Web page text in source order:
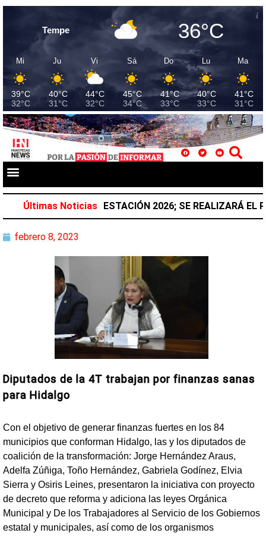
Tempe 36°C
Mi
39°C
32°C
Ju
40°C
31°C
Vi
44°C
32°C
Sá
45°C
34°C
Do
41°C
33°C
Lu
40°C
33°C
Ma
41°C
31°C
Últimas Noticias
DE REFORESTACIÓN 2026; SE REALIZARÁ EL
febrero 8, 2023
Diputados de la 4T trabajan por finanzas sanas
para Hidalgo
Con el objetivo de generar finanzas fuertes en los 84
municipios que conforman Hidalgo, las y los diputados de
coalición de la transformación: Jorge Hernández Araus,
Adelfa Zúñiga, Toño Hernández, Gabriela Godínez, Elvia
Sierra y Osiris Leines, presentaron la iniciativa con proyecto
de decreto que reforma y adiciona las leyes Orgánica
Municipal y De los Trabajadores al Servicio de los Gobiernos
estatal y municipales, así como de los organismos